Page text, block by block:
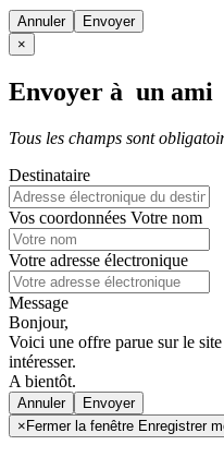
Annuler
×
Envoyer à un ami
Tous les champs sont
Destinataire
Vos coordonnées Votre nom
Votre adresse électronique
Message
Bonjour,
Voici une offre parue sur le
intéresser.
A bientôt.
Annuler
× Fermer la fenêtre Enregistrer